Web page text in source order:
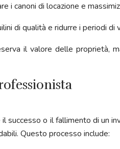
i canoni di locazione e
di qualità e ridurre i periodi di
il valore delle proprietà,
successo o il fallimento di
Questo processo include: